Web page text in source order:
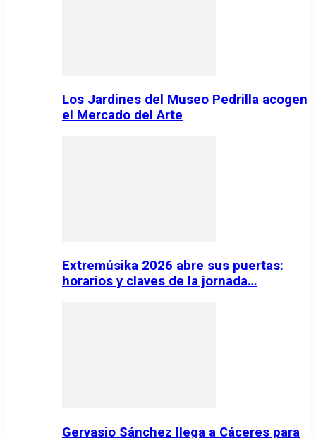
Los Jardines del Museo Pedrilla acogen
el Mercado del Arte
Extremúsika 2026 abre sus puertas:
horarios y claves de la jornada…
Gervasio Sánchez llega a Cáceres para